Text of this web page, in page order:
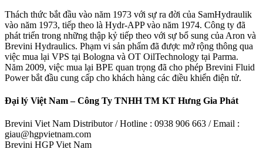
Thách thức bắt đầu vào năm 1973 với sự ra đời của SamHydraulik
vào năm 1973, tiếp theo là Hydr-APP vào năm 1974. Công ty đã
phát triển trong những thập kỷ tiếp theo với sự bổ sung của Aron và
Brevini Hydraulics. Phạm vi sản phẩm đã được mở rộng thông qua
việc mua lại VPS tại Bologna và OT OilTechnology tại Parma.
Năm 2009, việc mua lại BPE quan trọng đã cho phép Brevini Fluid
Power bắt đầu cung cấp cho khách hàng các điều khiển điện tử.
Đại lý Việt Nam – Công Ty TNHH TM KT Hưng Gia Phát
Brevini Viet Nam Distributor / Hotline : 0938 906 663 / Email :
giau@hgpvietnam.com
Brevini HGP Viet Nam